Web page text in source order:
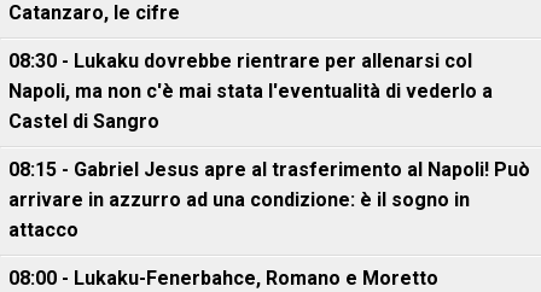
Catanzaro, le cifre
08:30 - Lukaku dovrebbe rientrare per allenarsi col
Napoli, ma non c'è mai stata l'eventualità di vederlo a
Castel di Sangro
08:15 - Gabriel Jesus apre al trasferimento al Napoli! Può
arrivare in azzurro ad una condizione: è il sogno in
attacco
08:00 - Lukaku-Fenerbahce, Romano e Moretto